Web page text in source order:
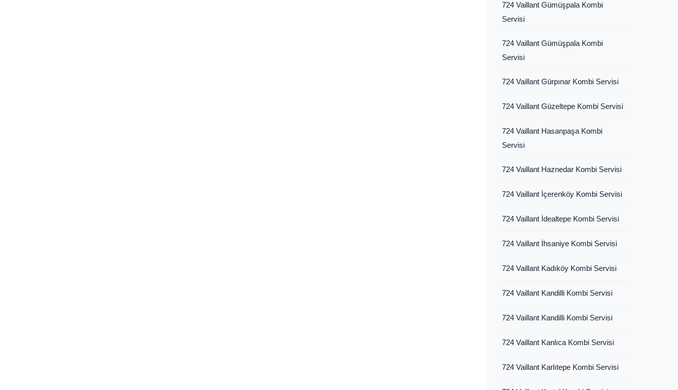
724 Vaillant Gümüşpala Kombi
Servisi
724 Vaillant Gümüşpala Kombi
Servisi
724 Vaillant Gürpınar Kombi Servisi
724 Vaillant Güzeltepe Kombi Servisi
724 Vaillant Hasanpaşa Kombi
Servisi
724 Vaillant Haznedar Kombi Servisi
724 Vaillant İçerenköy Kombi Servisi
724 Vaillant İdealtepe Kombi Servisi
724 Vaillant İhsaniye Kombi Servisi
724 Vaillant Kadıköy Kombi Servisi
724 Vaillant Kandilli Kombi Servisi
724 Vaillant Kandilli Kombi Servisi
724 Vaillant Kanlıca Kombi Servisi
724 Vaillant Karlıtepe Kombi Servisi